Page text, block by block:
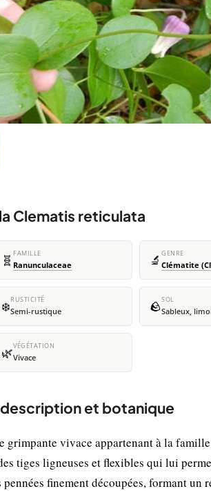
Clematis reticulata
🧬 FAMILLE
Ranunculaceae 🔬 GENRE
Clématite
❄️RUSTICITÉ
Semi-rustique 🪨SOL
Sableux,
🌿VÉGÉTATION
Vivace
et botanique
grimpante vivace appartenant à la
tiges ligneuses et flexibles qui lui
finement découpées, formant